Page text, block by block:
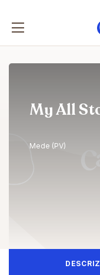
My All
Mede (PV)